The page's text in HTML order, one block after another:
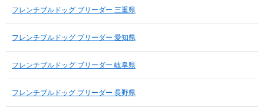
フレンチブルドッグ ブリーダー 三重県
フレンチブルドッグ ブリーダー 愛知県
フレンチブルドッグ ブリーダー 岐阜県
フレンチブルドッグ ブリーダー 長野県